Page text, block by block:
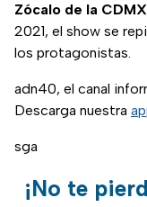
Zócalo de la CDMX
2021, el show se
los protagonistas.
adn40, el canal
Descarga nuestra
sga
¡No te